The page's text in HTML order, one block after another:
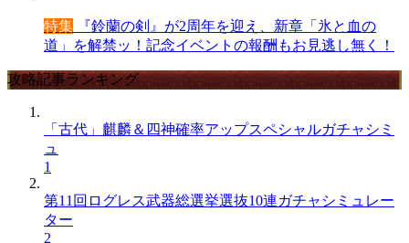
特集 『鈴蘭の剣』が2周年を迎え、新章「氷と血の
道」を解禁ッ！記念イベントの報酬もお見逃し無く！
攻略記事ランキング
「古代」麒麟＆四神確率アップスペシャルガチャシミ
ュ
1
第11回ログレス武器総選挙選抜10連ガチャシミュレー
ター
2